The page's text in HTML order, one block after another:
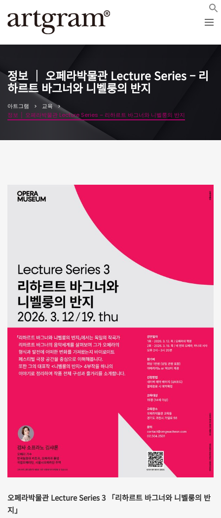
정보 │ 오페라박물관 Lecture Series – 리
하르트 바그너와 니벨룽의 반지
아트그램
교육
정보 │ 오페라박물관 Lecture Series – 리하르트 바그너와 니벨룽의 반지
오페라박물관 Lecture Series 3 「리하르트 바그너와 니벨룽의 반
지」